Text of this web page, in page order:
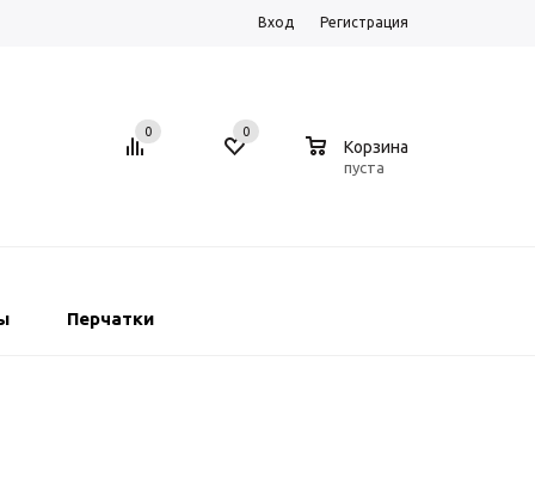
Вход Регистрация
0 0
Корзина
пуста
Перчатки